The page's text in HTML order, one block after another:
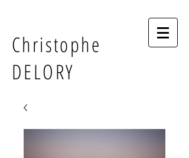
Christophe
DELORY